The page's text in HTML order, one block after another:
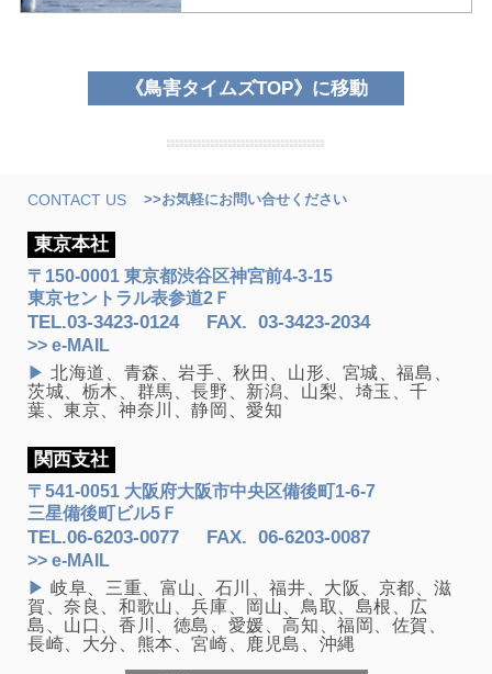
鳥害タイムズTOP に移動
CONTACT US >>お気軽にお問い合せください
東京本社
TEL.03-3423-0124 FAX. 03-3423-2034
〒150-0001 東京都渋谷区神宮前4-3-15
東京セントラル表参道2Ｆ
>> e-MAIL
▶北海道、青森、岩手、秋田、山形、宮城、福島、
茨城、栃木、群馬、長野、新潟、山梨、埼玉、千
葉、東京、神奈川、静岡、愛知
関西支社
TEL.06-6203-0077 FAX. 06-6203-0087
〒541-0051 大阪府大阪市中央区備後町1-6-7
三星備後町ビル5Ｆ
>> e-MAIL
▶岐阜、三重、富山、石川、福井、大阪、京都、滋
賀、奈良、和歌山、兵庫、岡山、鳥取、島根、広
島、山口、香川、徳島、愛媛、高知、福岡、佐賀、
長崎、大分、熊本、宮崎、鹿児島、沖縄